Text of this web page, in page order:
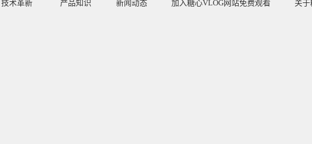
技术革新 产品知识 新闻动态 加入糖心VLOG网站免费观看
关